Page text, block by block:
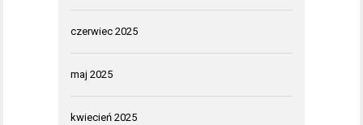
czerwiec 2025
maj 2025
kwiecień 2025